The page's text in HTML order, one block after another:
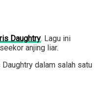
Daughtry. Lagu ini
anjing liar.
dalam salah satu